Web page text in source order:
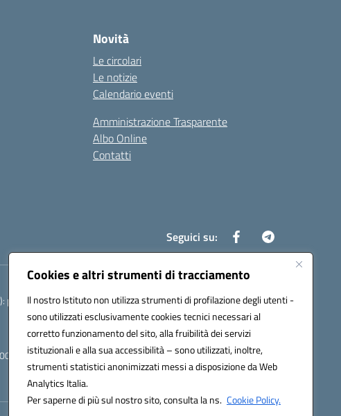
Cookies e altri strumenti di tracciamento
Il nostro Istituto non utilizza strumenti di profilazione degli utenti -
sono utilizzati esclusivamente cookies tecnici necessari al
corretto funzionamento del sito, alla fruibilità dei servizi
istituzionali e alla sua accessibilità – sono utilizzati, inoltre,
strumenti statistici anonimizzati messi a disposizione da Web
Analytics Italia.
Per saperne di più sul nostro sito, consulta la ns. Cookie Policy.
Novità
Le circolari
Le notizie
Calendario eventi
Amministrazione Trasparente
Albo Online
Contatti
Seguici su:
paic88700d@pec.istruzione.it